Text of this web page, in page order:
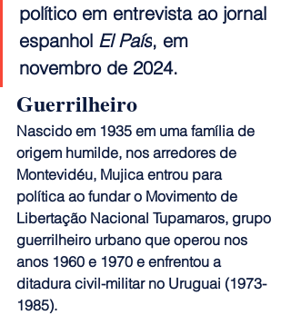
político em entrevista ao jornal
espanhol El País, em
novembro de 2024.
Guerrilheiro
Nascido em 1935 em uma família de
origem humilde, nos arredores de
Montevidéu, Mujica entrou para
política ao fundar o Movimento de
Libertação Nacional Tupamaros, grupo
guerrilheiro urbano que operou nos
anos 1960 e 1970 e enfrentou a
ditadura civil-militar no Uruguai (1973-
1985).